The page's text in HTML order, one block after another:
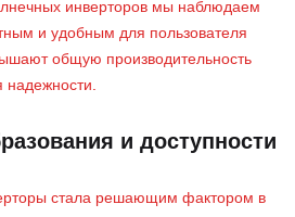
инверторов мы наблюдаем
и удобным для пользователя
общую производительность
надежности.
и доступности
стала решающим фактором в